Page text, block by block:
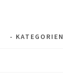
KATEGORIEN